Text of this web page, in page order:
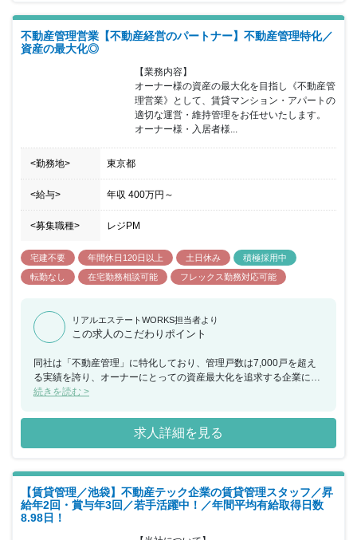
した。賃貸管理は、建物物件に付加価値を付ける重要な業務となり
ます。オーナー様の悩みを無くし、利益の最大化を実現していただ
きます。賃貸管理で実績を積み、ジョブローテーション(自己申告制
度もあり)により仕入れやコンサル等の業務に携わることも可能で
す。完全実力主義。年齢、性別、入社暦などは関係なく、成果を公
明正大に評価。「出る杭」を引き上げます。お客様の満足度をさら
に高めるため、経験をフル活用いただける方を歓迎いたします。
不動産管理営業【不動産経営のパートナー】不動産管理特化／
資産の最大化◎
【業務内容】
オーナー様の資産の最大化を目指し《不動産管
理営業》として、賃貸マンション・アパートの
適切な運営・維持管理をお任せいたします。
オーナー様・⼊居者様...
<勤務地> 東京都
<給与> 年収 400万円 ～
<募集職種> レジPM
宅建不要 年間休日120日以上 土日休み
積極採用中
転勤なし
在宅勤務相談可能 フレックス勤務対応可能
リアルエステートWORKS担当者より
この求人のこだわりポイント
同社は「不動産管理」に特化しており、管理戸数は7,000戸を超え
る実績を誇り、オーナーにとっての資産最大化を追求する企業にな
ります。「不動産オーナー様の一番の味方」となる管理会社を現在
不動産価値の向上と創出に最後までこだわり抜いています。 同ポジ
ションでは、オーナー様対応・⼊居者様対応の両⾯をご担当いただ
く予定となっており、賃貸管理のプロそして不動産経営のパートナ
や室内リノベーションはもちろんのこと、多彩な提案にもチャレン
ジすることができるポジションになります。 ⼀⼈ひとりの思いに寄
り添った明確なキャリアパスを描ける体制も整っており、⾃分らし
く段階的にキャリアを描いていくことが可能です。
続きを読む >
求人詳細を見る
【賃貸管理／池袋】不動産テック企業の賃貸管理スタッフ／昇
給年2回・賞与年3回／若手活躍中！／年間平均有給取得日数
8.98日！